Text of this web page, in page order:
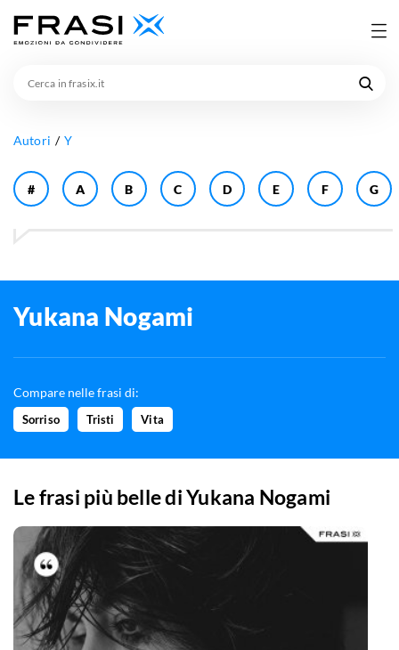
Autori Y
# A B C D E F G
Yukana Nogami
Compare nelle frasi di:
Sorriso Tristi Vita
Le frasi più belle diYukana Nogami